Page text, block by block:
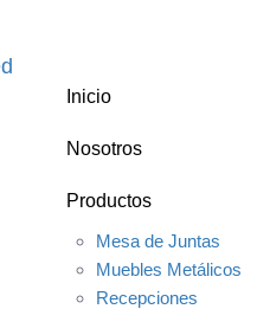
Inicio
Nosotros
Productos
Mesa de Juntas
Muebles Metálicos
Recepciones